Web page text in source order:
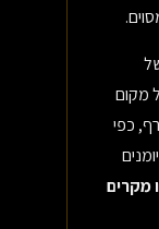
מקום
כפי
מקרים